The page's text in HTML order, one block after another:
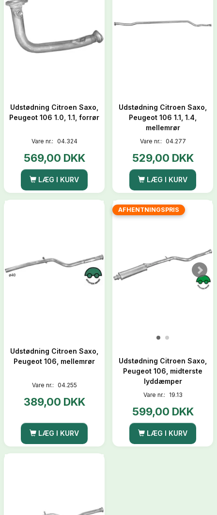
Udstødning Citroen Saxo,
Peugeot 106 1.0, 1.1, forrør
Vare nr.: 04.324
569,00 DKK
LÆG I KURV
Udstødning Citroen Saxo,
Peugeot 106 1.1, 1.4,
mellemrør
Vare nr.: 04.277
529,00 DKK
LÆG I KURV
Udstødning Citroen Saxo,
Peugeot 106, mellemrør
Vare nr.: 04.255
389,00 DKK
LÆG I KURV
AFHENTNINGSPRIS
Udstødning Citroen Saxo,
Peugeot 106, midterste
lyddæmper
Vare nr.: 19.13
599,00 DKK
LÆG I KURV